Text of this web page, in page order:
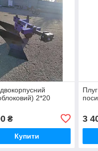
2*20
₴
Купити
3